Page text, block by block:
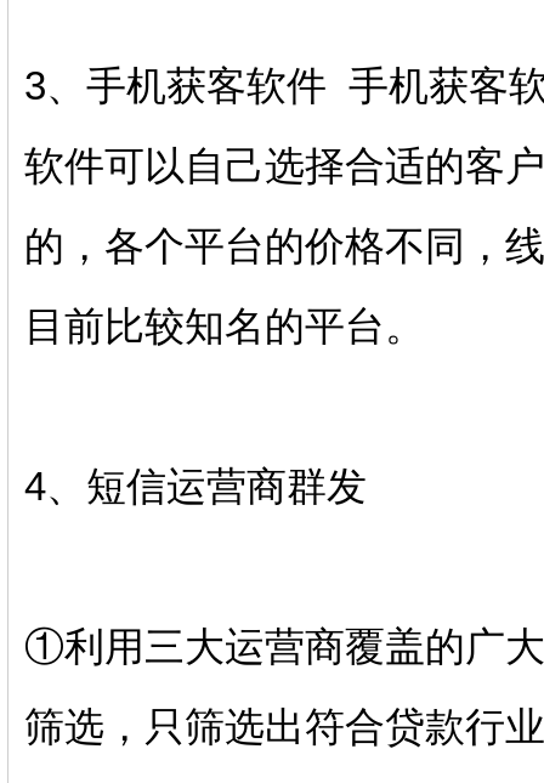
3、手机获客软件 手机获客
软件可以自己选择合适的客
的，各个平台的价格不同，
目前比较知名的平台。
4、短信运营商群发
①利用三大运营商覆盖的广
筛选，只筛选出符合贷款行